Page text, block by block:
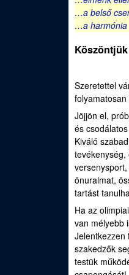
d
S
p
o
r
á
u…a belső
…a harmónia
Szeretettel
Jöjjön el,
és
Kiváló
tevékenység,
önuralmat,
tartást
Ha az
van mélyebb
Jelentkezzen
szakedzők
testük